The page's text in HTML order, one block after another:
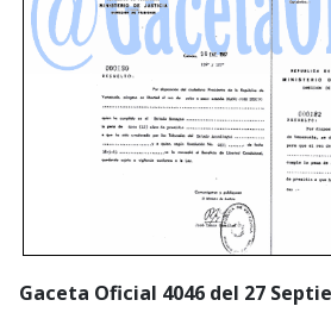
Gaceta Oficial 4046 del 27